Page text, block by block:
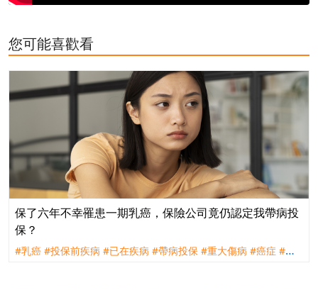
您可能喜歡看
保了六年不幸罹患一期乳癌，保險公司竟仍認定我帶病投
保？
#乳癌 #投保前疾病 #已在疾病 #帶病投保 #重大傷病 #癌症 #理